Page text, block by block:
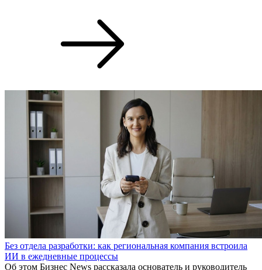
Без отдела разработки: как региональная компания встроила
ИИ в ежедневные процессы
Об этом Бизнес News рассказала основатель и руководитель